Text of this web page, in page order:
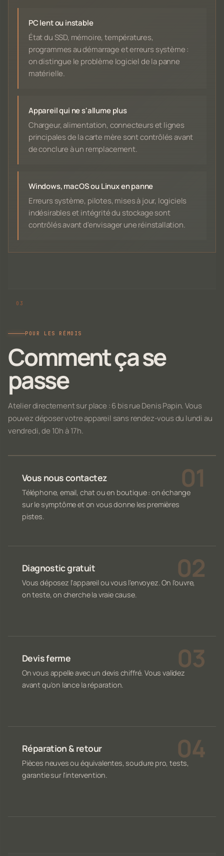
PC lent ou instable
État du SSD, mémoire, températures,
programmes au démarrage et erreurs système :
on distingue le problème logiciel de la panne
matérielle.
Appareil qui ne s'allume plus
Chargeur, alimentation, connecteurs et lignes
principales de la carte mère sont contrôlés avant
de conclure à un remplacement.
Windows, macOS ou Linux en panne
Erreurs système, pilotes, mises à jour, logiciels
indésirables et intégrité du stockage sont
contrôlés avant d'envisager une réinstallation.
POUR LES RÉMOIS
Comment ça se
passe
Atelier directement sur place : 6 bis rue Denis Papin. Vous
pouvez déposer votre appareil sans rendez-vous du lundi au
vendredi, de 10h à 17h.
Vous nous contactez
Téléphone, email, chat ou en boutique : on échange
sur le symptôme et on vous donne les premières
pistes.
Diagnostic gratuit
Vous déposez l'appareil ou vous l'envoyez. On l'ouvre,
on teste, on cherche la vraie cause.
Devis ferme
On vous appelle avec un devis chiffré. Vous validez
avant qu'on lance la réparation.
Réparation & retour
Pièces neuves ou équivalentes, soudure pro, tests,
garantie sur l'intervention.